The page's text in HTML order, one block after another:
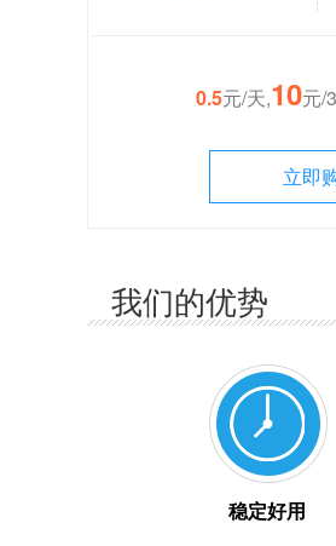
0.5元/天,10元/
立即
我们的优势
稳定好用